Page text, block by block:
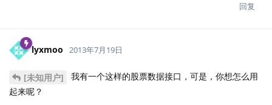
回复
lyxmoo 2013年7月19日
[未知用户]
我有一个这样的股票数据接口，可是，你想怎么用
起来呢？